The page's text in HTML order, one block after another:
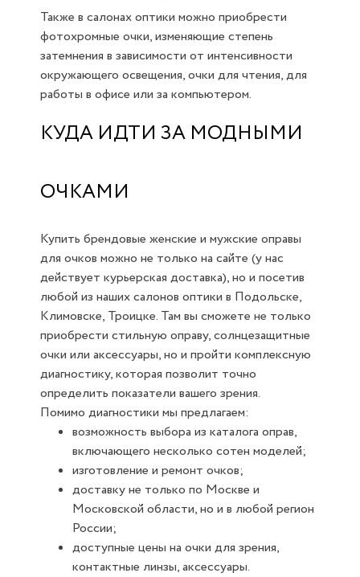
Также в салонах оптики можно приобрести
фотохромные очки, изменяющие степень
затемнения в зависимости от интенсивности
окружающего освещения, очки для чтения, для
работы в офисе или за компьютером.
КУДА ИДТИ ЗА МОДНЫМИ
ОЧКАМИ
Купить брендовые женские и мужские оправы
для очков можно не только на сайте (у нас
действует курьерская доставка), но и посетив
любой из наших салонов оптики в Подольске,
Климовске, Троицке. Там вы сможете не только
приобрести стильную оправу, солнцезащитные
очки или аксессуары, но и пройти комплексную
диагностику, которая позволит точно
определить показатели вашего зрения.
Помимо диагностики мы предлагаем:
возможность выбора из каталога оправ,
включающего несколько сотен моделей;
изготовление и ремонт очков;
доставку не только по Москве и
Московской области, но и в любой регион
России;
доступные цены на очки для зрения,
контактные линзы, аксессуары.